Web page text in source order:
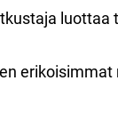
luottaa